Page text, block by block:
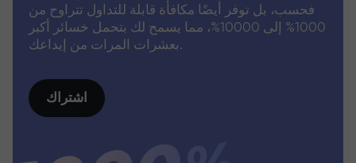
فحسب، بل توفر أيضًا مكافأة قابلة للتداول تتراوح من
1000% إلى 10000%، مما يسمح لك بتحمل خسائر أكبر
بعشرات المرات من إيداعك.
اشتراك